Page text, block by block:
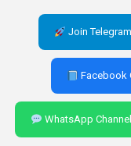
Join
Facebook
WhatsApp Channel